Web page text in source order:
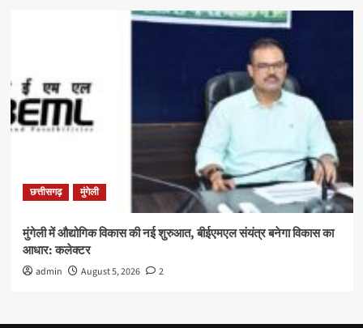
छत्तीसगढ़ मुंगेली
मुंगेली में औद्योगिक विकास की नई शुरुआत, बीईएमएल संयंत्र बनेगा विकास का
आधार: कलेक्टर
admin August 5, 2026 2